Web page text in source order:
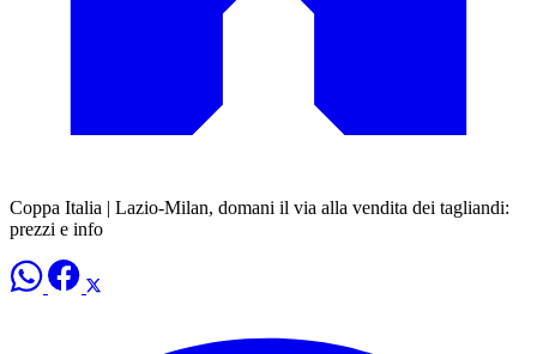
Coppa Italia | Lazio-Milan, domani il via alla vendita dei tagliandi:
prezzi e info